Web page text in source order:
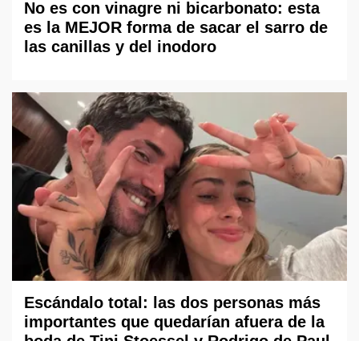
No es con vinagre ni bicarbonato: esta
es la MEJOR forma de sacar el sarro de
las canillas y del inodoro
Escándalo total: las dos personas más
importantes que quedarían afuera de la